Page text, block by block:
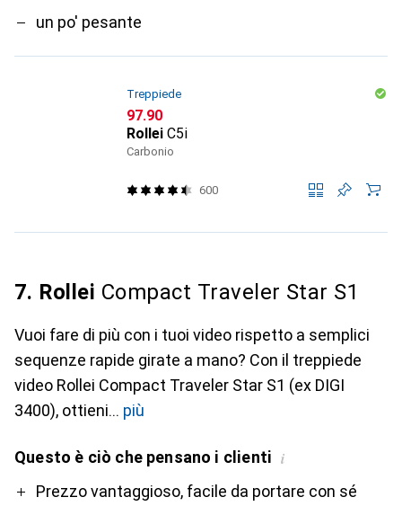
un po' pesante
Treppiede
CHF
97.90
Rollei C5i
Carbonio
600
7. Rollei Compact Traveler Star S1
Vuoi fare di più con i tuoi video rispetto a semplici
sequenze rapide girate a mano? Con il treppiede
video Rollei Compact Traveler Star S1 (ex DIGI
3400), ottieni
più
Questo è ciò che pensano i clienti i
ProPrezzo vantaggioso, facile da portare con sé
Contro